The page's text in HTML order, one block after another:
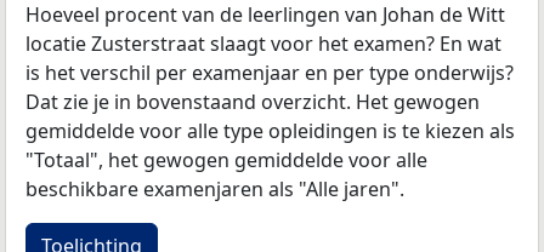
Hoeveel procent van de leerlingen van Johan de Witt
locatie Zusterstraat slaagt voor het examen? En wat
is het verschil per examenjaar en per type onderwijs?
Dat zie je in bovenstaand overzicht. Het gewogen
gemiddelde voor alle type opleidingen is te kiezen als
"Totaal", het gewogen gemiddelde voor alle
beschikbare examenjaren als "Alle jaren".
Toelichting